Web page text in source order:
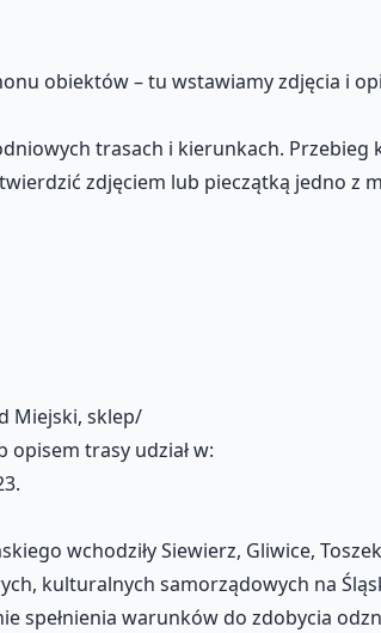
obiektów – tu wstawiamy zdjęcia i
trasach i kierunkach. Przebieg
zdjęciem lub pieczątką jedno z
Miejski, sklep/
trasy udział w:
wchodziły Siewierz, Gliwice,
kulturalnych samorządowych na
spełnienia warunków do zdobycia